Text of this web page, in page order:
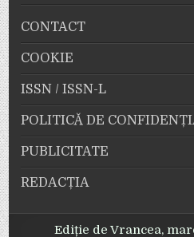
CONTACT
COOKIE
ISSN / ISSN-L
POLITICĂ DE
PUBLICITATE
REDACȚIA
Ediție de Vrancea,